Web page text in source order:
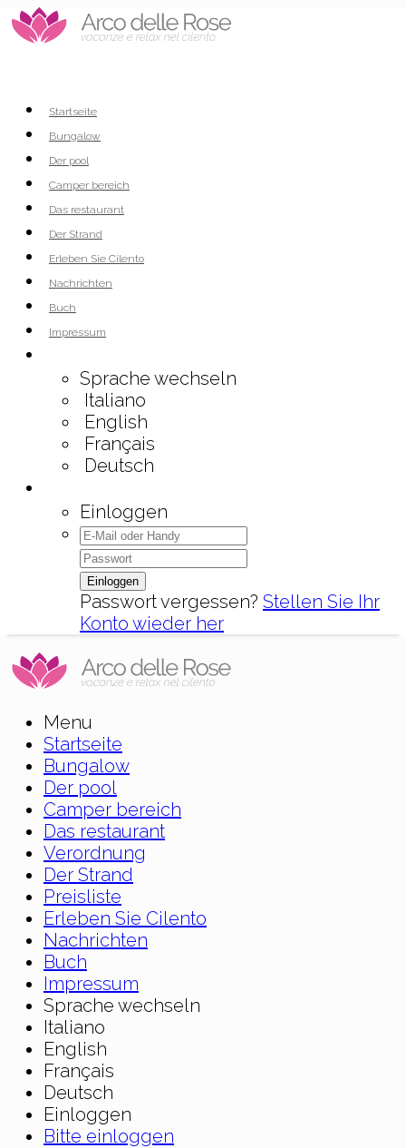
Startseite
Bungalow
Der pool
Camper bereich
Das restaurant
Der Strand
Erleben Sie Cilento
Nachrichten
Buch
Impressum
Sprache wechseln
Italiano
English
Français
Deutsch
Einloggen
Einloggen
Passwort vergessen? Stellen Sie Ihr
Konto wieder her
Menu
Startseite
Bungalow
Der pool
Camper bereich
Das restaurant
Verordnung
Der Strand
Preisliste
Erleben Sie Cilento
Nachrichten
Buch
Impressum
Sprache wechseln
Italiano
English
Français
Deutsch
Einloggen
Bitte einloggen